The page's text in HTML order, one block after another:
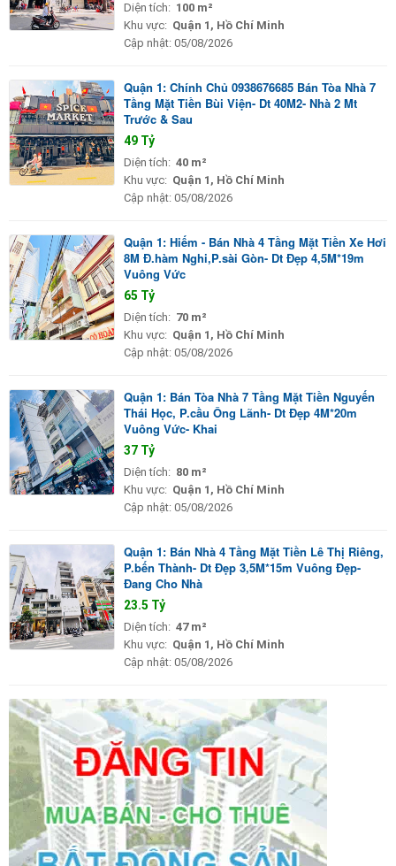
Diện tích: 100 m²
Khu vực: Quận 1, Hồ Chí Minh
Cập nhật: 05/08/2026
Quận 1: Chính Chủ 0938676685 Bán Tòa Nhà 7
Tầng Mặt Tiền Bùi Viện- Dt 40M2- Nhà 2 Mt
Trước & Sau
49 Tỷ
Diện tích: 40 m²
Khu vực: Quận 1, Hồ Chí Minh
Cập nhật: 05/08/2026
Quận 1: Hiếm - Bán Nhà 4 Tầng Mặt Tiền Xe Hơi
8M Đ.hàm Nghi,P.sài Gòn- Dt Đẹp 4,5M*19m
Vuông Vức
65 Tỷ
Diện tích: 70 m²
Khu vực: Quận 1, Hồ Chí Minh
Cập nhật: 05/08/2026
Quận 1: Bán Tòa Nhà 7 Tầng Mặt Tiền Nguyến
Thái Học, P.cầu Ông Lãnh- Dt Đẹp 4M*20m
Vuông Vức- Khai
37 Tỷ
Diện tích: 80 m²
Khu vực: Quận 1, Hồ Chí Minh
Cập nhật: 05/08/2026
Quận 1: Bán Nhà 4 Tầng Mặt Tiền Lê Thị Riêng,
P.bến Thành- Dt Đẹp 3,5M*15m Vuông Đẹp-
Đang Cho Nhà
23.5 Tỷ
Diện tích: 47 m²
Khu vực: Quận 1, Hồ Chí Minh
Cập nhật: 05/08/2026